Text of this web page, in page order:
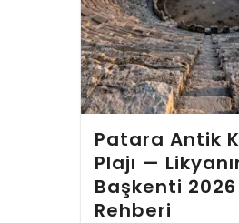
Patara Antik
Plajı —
Başkenti 2026
Rehberi